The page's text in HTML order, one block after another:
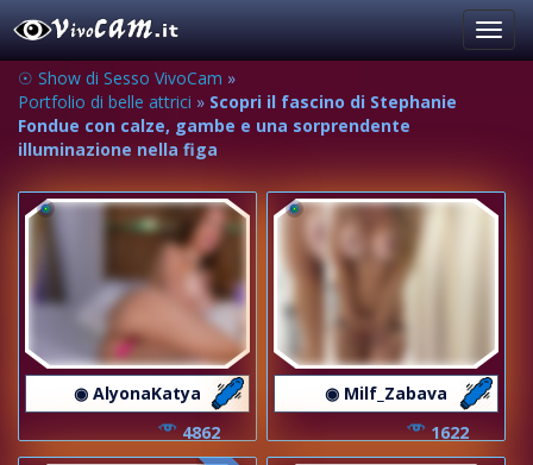
☉ Show di Sesso VivoCam »
Portfolio di belle attrici » Scopri il fascino di Stephanie
Fondue con calze, gambe e una sorprendente
illuminazione nella figa
◉ AlyonaKatya
4862
◉ Milf_Zabava
1622